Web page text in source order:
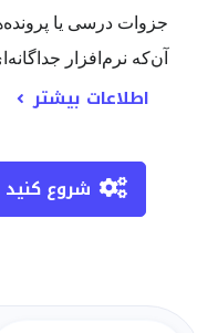
جزوات درسی یا
آن‌که نرم‌افزار
اطلاعات بیشتر
شروع کنید